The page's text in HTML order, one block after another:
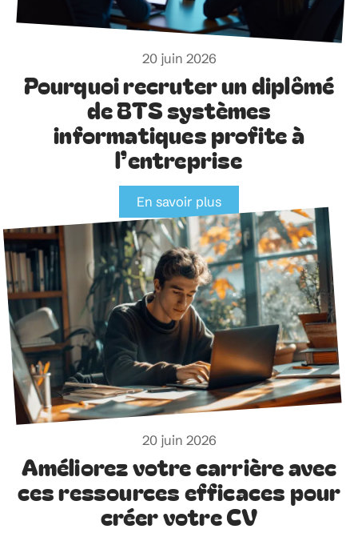
20 juin 2026
Pourquoi recruter un diplômé
de BTS systèmes
informatiques profite à
l’entreprise
En savoir plus
20 juin 2026
Améliorez votre carrière avec
ces ressources efficaces pour
créer votre CV